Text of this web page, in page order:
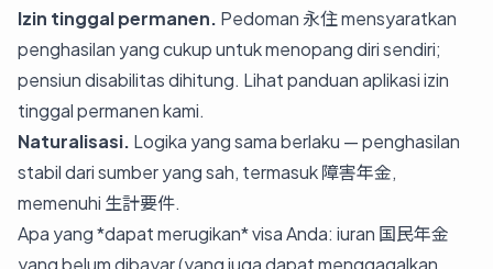
Izin tinggal permanen. Pedoman 永住 mensyaratkan
penghasilan yang cukup untuk menopang diri sendiri;
pensiun disabilitas dihitung. Lihatpanduan aplikasi izin
tinggal permanen kami.
Naturalisasi. Logika yang sama berlaku — penghasilan
stabil dari sumber yang sah, termasuk 障害年金,
memenuhi 生計要件.
Apa yang *dapat merugikan* visa Anda: iuran 国民年金
yang belum dibayar (yang juga dapat menggagalkan